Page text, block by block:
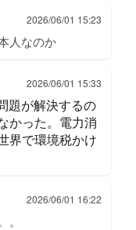
2026/06/01 15:23
人なのか
2026/06/01 15:33
題が解決するの
かった。電力消
界で環境税かけ
2026/06/01 16:22